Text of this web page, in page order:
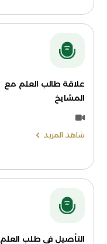
علاقة طالب العلم مع
المشايخ
شاهد المزيد
التأصيل في طلب العلم